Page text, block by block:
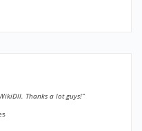
Thanks a lot guys!”